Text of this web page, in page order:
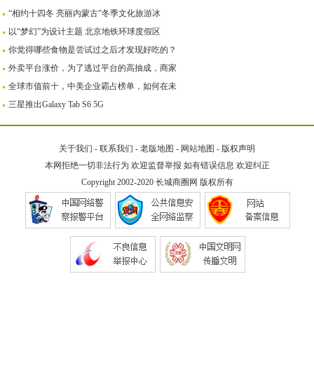
“相约十四冬 亮丽内蒙古”冬季文化旅游冰
以“梦幻”为设计主题 北京地铁环球度假区
你觉得哪些食物是尝试过之后才发现好吃的？
外卖平台涨价，为了逃过平台的高抽成，商家
全球市值前十，中美企业霸占榜单，如何在未
三星推出Galaxy Tab S6 5G
关于我们 - 联系我们 - 老版地图 - 网站地图 - 版权声明
本网拒绝一切非法行为 欢迎监督举报 如有错误信息 欢迎纠正
Copyright 2002-2020 长城商圈网 版权所有